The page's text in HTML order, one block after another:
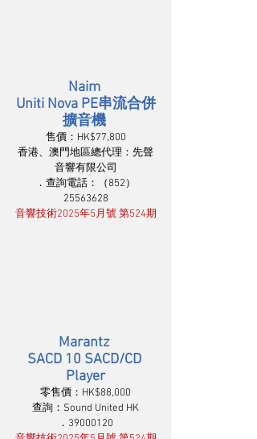
Naim
Uniti Nova PE串流合併
擴音機
售價：HK$77,800
香港、澳門地區總代理：先聲
音響有限公司
．查詢電話：（852）
25563628
音響技術2025年5月號 第524期
Marantz
SACD 10 SACD/CD
Player
零售價：HK$88,000
查詢：Sound United HK
．39000120